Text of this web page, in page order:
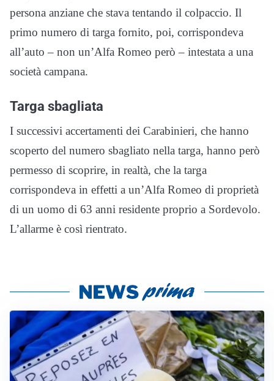
persona anziane che stava tentando il colpaccio. Il
primo numero di targa fornito, poi, corrispondeva
all’auto – non un’Alfa Romeo però – intestata a una
società campana.
Targa sbagliata
I successivi accertamenti dei Carabinieri, che hanno
scoperto del numero sbagliato nella targa, hanno però
permesso di scoprire, in realtà, che la targa
corrispondeva in effetti a un’Alfa Romeo di proprietà
di un uomo di 63 anni residente proprio a Sordevolo.
L’allarme è così rientrato.